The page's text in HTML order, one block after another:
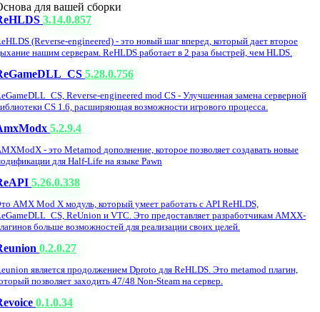
для вашей сборки
3.14.0.857
(Reverse-engineered) - это новый шаг вперед, который дает второе
нашим серверам. ReHLDS работает в 2 раза быстрей, чем HLDS.
5.28.0.756
Reverse-engineered mod CS - Улучшенная замена серверной
CS 1.6, расширяющая возможности игрового процесса.
5.2.9.4
- это Metamod дополнение, которое позволяет создавать новые
для Half-Life на языке Pawn
5.26.0.338
AMX Mod X модуль, который умеет работать с API ReHLDS,
ReUnion и VTC. Это предоставляет разработчикам AMXX-
больше возможностей для реализации своих целей.
0.2.0.27
является продолжением Dproto для ReHLDS. Это metamod плагин,
позволяет заходить 47/48 Non-Steam на сервер.
0.1.0.34